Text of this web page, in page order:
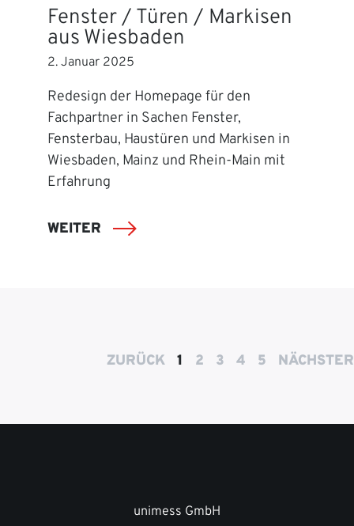
Fenster / Türen / Markisen
aus Wiesbaden
2. Januar 2025
Redesign der Homepage für den
Fachpartner in Sachen Fenster,
Fensterbau, Haustüren und Markisen in
Wiesbaden, Mainz und Rhein-Main mit
Erfahrung
WEITER
ZURÜCK 1 2 3 4 5 NÄCHSTER
unimess GmbH